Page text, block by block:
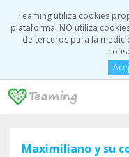
Teaming utiliza cookies
plataforma. NO utiliza
de terceros para la
Maximiliano y su